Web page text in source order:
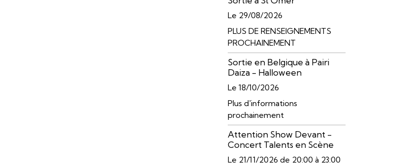
Le 29/08/2026
PLUS DE RENSEIGNEMENTS
PROCHAINEMENT
Sortie en Belgique à Pairi
Daiza - Halloween
Le 18/10/2026
Plus d'informations
prochainement
Attention Show Devant -
Concert Talents en Scène
Le 21/11/2026 de 20:00 à 23:00